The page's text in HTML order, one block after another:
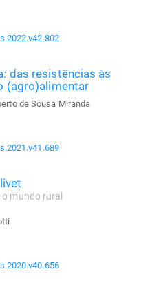
das resistências às
(agro)alimentar
de Sousa Miranda
mundo rural